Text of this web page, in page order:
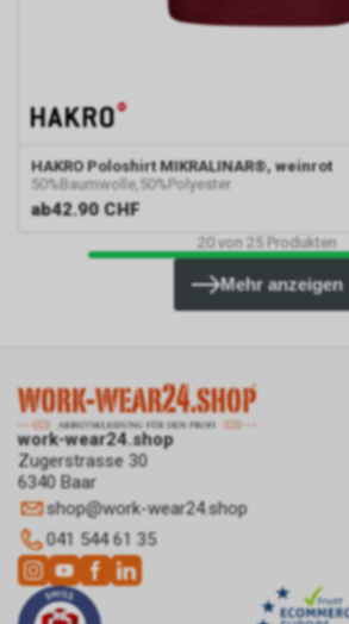
HAKRO Poloshirt MIKRALINAR®, weinrot
50%Baumwolle,50%Polyester
ab42.90 CHF
20von 25Produkten
Mehr anzeigen
work-wear24.shop
Zugerstrasse 30
6340 Baar
shop@work-wear24.shop
041 544 61 35